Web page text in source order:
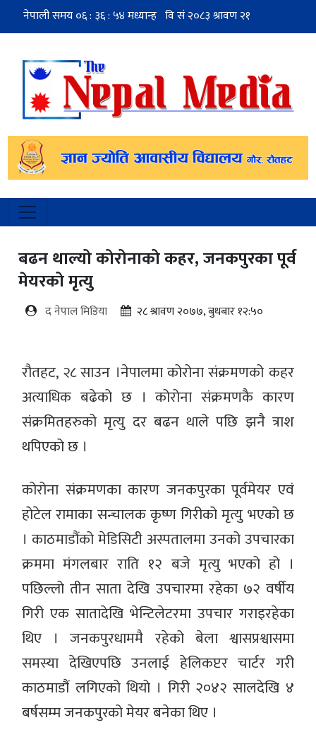
बढन थाल्यो कोरोनाको कहर, जनकपुरका पूर्व
मेयरको मृत्यु
द नेपाल मिडिया २८ श्रावण २०७७, बुधबार १२:५०
रौतहट, २८ साउन ।नेपालमा कोरोना संक्रमणको कहर
अत्याधिक बढेको छ । कोरोना संक्रमणकै कारण
संक्रमितहरुको मृत्यु दर बढन थाले पछि झनै त्राश
थपिएको छ ।
कोरोना संक्रमणका कारण जनकपुरका पूर्वमेयर एवं
होटेल रामाका सन्चालक कृष्ण गिरीको मृत्यु भएको छ
। काठमाडौंको मेडिसिटी अस्पतालमा उनको उपचारका
क्रममा मंगलबार राति १२ बजे मृत्यु भएको हो ।
पछिल्लो तीन साता देखि उपचारमा रहेका ७२ वर्षीय
गिरी एक सातादेखि भेन्टिलेटरमा उपचार गराइरहेका
थिए । जनकपुरधाममै रहेको बेला श्वासप्रश्वासमा
समस्या देखिएपछि उनलाई हेलिकप्टर चार्टर गरी
काठमाडौं लगिएको थियो । गिरी २०४२ सालदेखि ४
बर्षसम्म जनकपुरको मेयर बनेका थिए ।